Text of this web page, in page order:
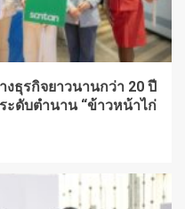
งธุรกิจยาวนานกว่า 20 ปี
ะดับตำนาน “ข้าวหน้าไก่